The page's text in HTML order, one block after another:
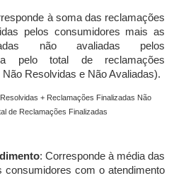
à soma das reclamações
pelos consumidores mais as
não avaliadas pelos
pelo total de reclamações
Resolvidas e Não Avaliadas).
+ Reclamações Finalizadas Não
de Reclamações Finalizadas
: Corresponde à média das
consumidores com o atendimento